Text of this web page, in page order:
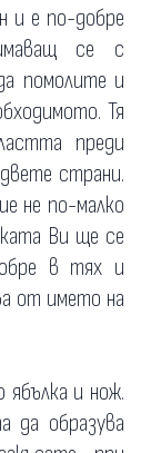
и е по-добре
се с
помолите и
Тя
преди
страни.
не по-малко
Ви ще се
в тях и
от името на
и нож.
да образува